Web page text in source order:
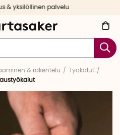
& yksilöllinen palvelu
& rakentelu
Työkalut